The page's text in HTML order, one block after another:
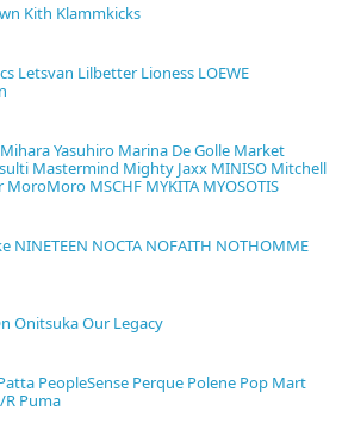
Kith Klammkicks
Letsvan Lilbetter Lioness LOEWE
Yasuhiro Marina De Golle Market
Mastermind Mighty Jaxx MINISO Mitchell
MoroMoro MSCHF MYKITA MYOSOTIS
NINETEEN NOCTA NOFAITH NOTHOMME
OnitsukaOur Legacy
PeopleSense Perque Polene Pop Mart
R Puma